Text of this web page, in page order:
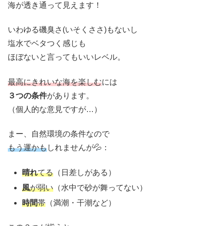
海が透き通って見えます！
いわゆる磯臭さ(いそくささ)もないし
塩水でベタつく感じも
ほぼないと言ってもいいレベル。
最高にきれいな海を楽しむには
３つの条件があります。
（個人的な意見ですが…）
まー、自然環境の条件なので
もう運かもしれませんが💦：
晴れてる （日差しがある）
風が弱い （水中で砂が舞ってない）
時間帯 （満潮・干潮など）